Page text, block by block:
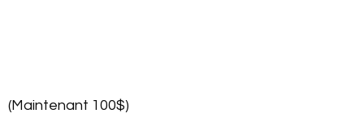
(Maintenant 100$)